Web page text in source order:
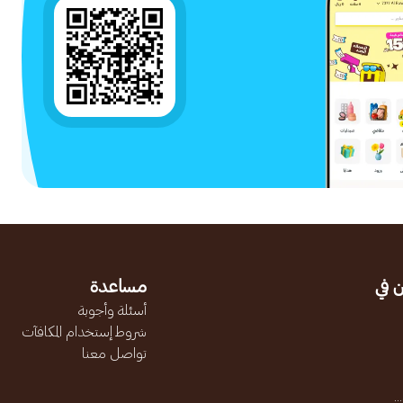
في مساعدة
أسئلة وأجوبة
شروط إستخدام المكافآت
تواصل معنا